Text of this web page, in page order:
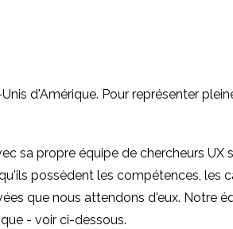
d'Amérique. Pour représenter
sa propre équipe de chercheurs UX
possèdent les compétences, les
que nous attendons d'eux. Notre
- voir ci-dessous.